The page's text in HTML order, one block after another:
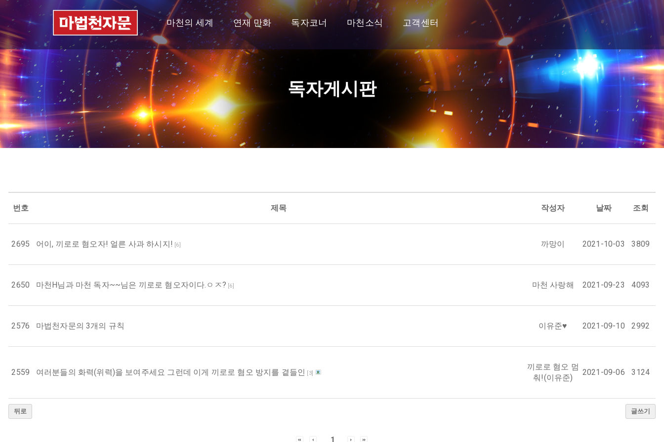
마천의 세계 연재 만화 독자코너 마천소식 고객센터
독자게시판
번호 제목 작성자 날짜 조회
2695 어이, 끼로로 혐오자! 얼른 사과 하시지! [6] 까망이 2021-10-03 3809
2650 마천H님과 마천 독자~~님은 끼로로 혐오자이다.ㅇㅈ? [6] 마천 사랑해 2021-09-23 4093
2576 마법천자문의 3개의 규칙 이유준♥ 2021-09-10 2992
2559 여러분들의 화력(위력)을 보여주세요 그런데 이게 끼로로 혐오 방지를 곁들인 [3]
끼로로 혐오 멈
춰!(이유준)
2021-09-06 3124
뒤로 글쓰기
1